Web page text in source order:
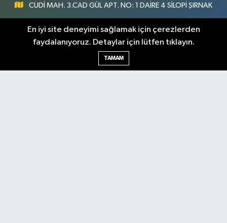
CUDİ MAH. 3.CAD GÜL APT. NO: 1 DAİRE 4 SİLOPİ ŞIRNAK
0547 300 73 73
[email protected]
En iyi site deneyimi sağlamak için çerezlerden
faydalanıyoruz. Detaylar için lütfen tıklayın.
TAMAM